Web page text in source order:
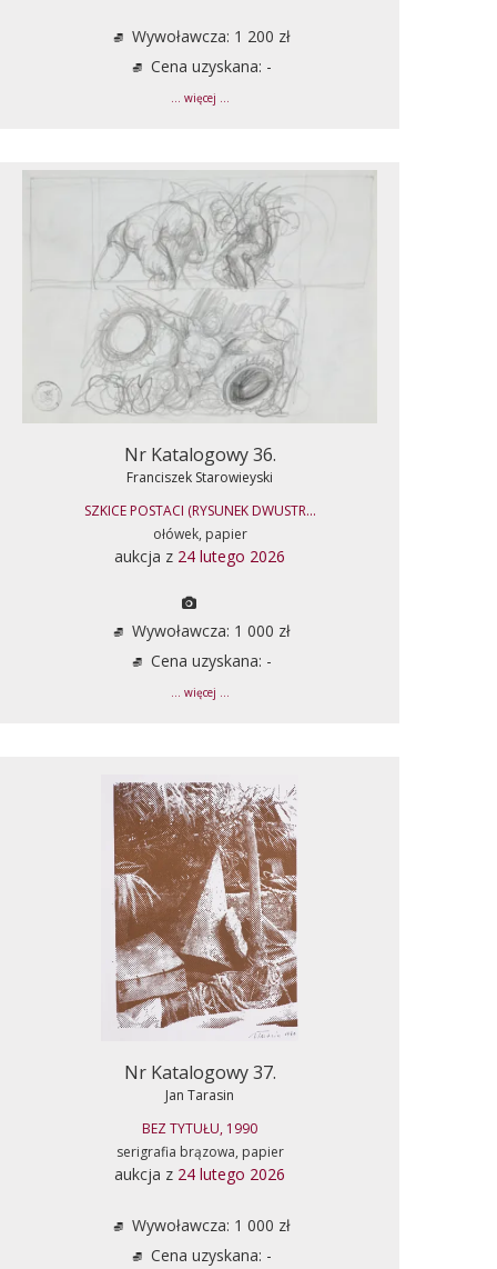
Wywoławcza: 1 200 zł
Cena uzyskana: -
... więcej ...
Nr Katalogowy 36.
Franciszek Starowieyski
SZKICE POSTACI (RYSUNEK DWUSTR...
ołówek, papier
aukcja z 24 lutego 2026
Wywoławcza: 1 000 zł
Cena uzyskana: -
... więcej ...
Nr Katalogowy 37.
Jan Tarasin
BEZ TYTUŁU, 1990
serigrafia brązowa, papier
aukcja z 24 lutego 2026
Wywoławcza: 1 000 zł
Cena uzyskana: -